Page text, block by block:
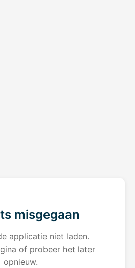
misgegaan
applicatie niet laden.
of probeer het later
opnieuw.